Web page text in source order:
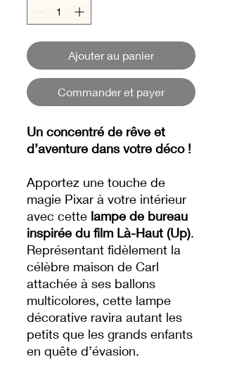
Ajouter au panier
Commander et payer
Un concentré de rêve et
d’aventure dans votre déco !
Apportez une touche de
magie Pixar à votre intérieur
avec cette lampe de bureau
inspirée du film Là-Haut (Up).
Représentant fidèlement la
célèbre maison de Carl
attachée à ses ballons
multicolores, cette lampe
décorative ravira autant les
petits que les grands enfants
en quête d’évasion.